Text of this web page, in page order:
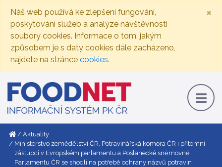
Náš web používá ke zlepšení fungování,
poskytování služeb a analýze návštěvnosti
soubory cookies. Informace o tom, jakým
způsobem je s daty cookies dále zacházeno,
najdete na stránce cookies.
×
Aktuality
Ministerstvo zemědělství ČR, Potravinářská komora ČR i přítomní
zástupci v Evropském parlamentu a Poslanecké sněmovně
Parlamentu ČR se shodli na potřebě ochrany názvů potravin